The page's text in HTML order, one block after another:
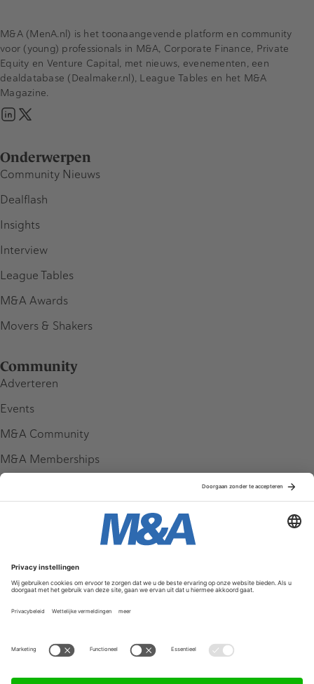
Onderwerpen
Community Nieuws
Dealflash
Insights
Interview
League Tables
M&A Awards
Movers & Shakers
Community
Adverteren
Events
M&A Community
M&A Memberships
Service & Contact
Contact
FAQ
Werken bij ons
M&A (MenA.nl) is het toonaangevende platform en community
voor (young) professionals in M&A, Corporate Finance, Private
Equity en Venture Capital, met nieuws, evenementen, een
dealdatabase (Dealmaker.nl), League Tables en het M&A
Magazine.